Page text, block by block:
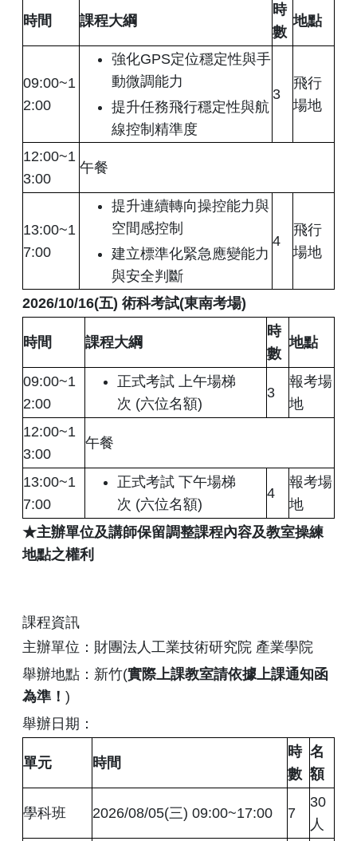
時間 課程大綱
時
數
地點
09:00~1
2:00
強化GPS定位穩定性與手
動微調能力
提升任務飛行穩定性與航
線控制精準度
3
飛行
場地
12:00~1
3:00
午餐
13:00~1
7:00
提升連續轉向操控能力與
空間感控制
建立標準化緊急應變能力
與安全判斷
4
飛行
場地
2026/10/16(五) 術科考試(東南考場)
時間 課程大綱
時
數
地點
09:00~1
2:00
正式考試 上午場梯
次 (六位名額)
3
報考場
地
12:00~1
3:00
午餐
13:00~1
7:00
正式考試 下午場梯
次 (六位名額)
4
報考場
地
★主辦單位及講師保留調整課程內容及教室操練
地點之權利
課程資訊
主辦單位：財團法人工業技術研究院 產業學院
舉辦地點：新竹(實際上課教室請依據上課通知函
為準！ )
舉辦日期：
單元 時間
時
數
名
額
學科班 2026/08/05(三) 09:00~17:00 7
30
人